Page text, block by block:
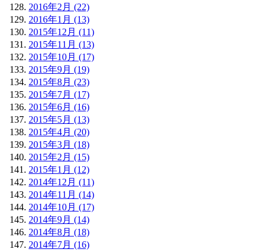
2016年2月 (22)
2016年1月 (13)
2015年12月 (11)
2015年11月 (13)
2015年10月 (17)
2015年9月 (19)
2015年8月 (23)
2015年7月 (17)
2015年6月 (16)
2015年5月 (13)
2015年4月 (20)
2015年3月 (18)
2015年2月 (15)
2015年1月 (12)
2014年12月 (11)
2014年11月 (14)
2014年10月 (17)
2014年9月 (14)
2014年8月 (18)
2014年7月 (16)